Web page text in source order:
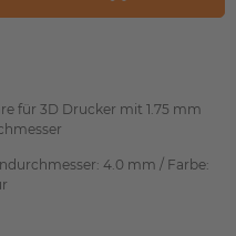
für 3D Drucker mit 1.75 mm
4.0 mm / Farbe: